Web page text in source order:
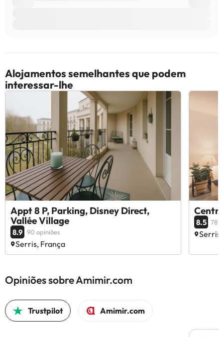
Alojamentos semelhantes que podem
interessar-lhe
Appt 8 P, Parking, Disney Direct,
Vallée Village
8.9 90 opiniões
Serris, França
8.5 78
Opiniões sobre Amimir.com
Trustpilot Amimir.com